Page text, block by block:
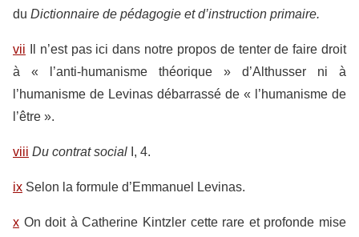
du Dictionnaire de pédagogie et d’instruction primaire.
vii Il n’est pas ici dans notre propos de tenter de faire droit
à « l’anti-humanisme théorique » d’Althusser ni à
l’humanisme de Levinas débarrassé de « l’humanisme de
l’être ».
viii Du contrat social I, 4.
ix Selon la formule d’Emmanuel Levinas.
x On doit à Catherine Kintzler cette rare et profonde mise